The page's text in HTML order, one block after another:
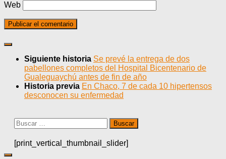
Web
Siguiente historia Se prevé la entrega de dos
pabellones completos del Hospital Bicentenario de
Gualeguaychú antes de fin de año
Historia previa En Chaco, 7 de cada 10 hipertensos
desconocen su enfermedad
Buscar:
[print_vertical_thumbnail_slider]